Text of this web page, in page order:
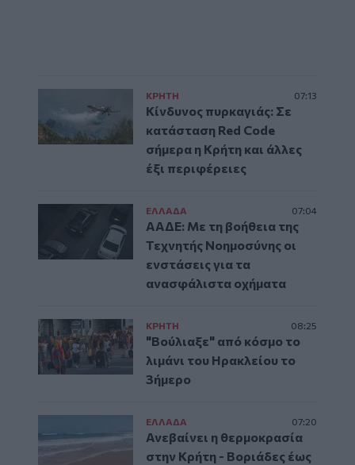
ΚΡΗΤΗ 07:13
Κίνδυνος πυρκαγιάς: Σε
κατάσταση Red Code
σήμερα η Κρήτη και άλλες
έξι περιφέρειες
ΕΛΛAΔΑ 07:04
ΑΑΔΕ: Με τη βοήθεια της
Τεχνητής Νοημοσύνης οι
ενστάσεις για τα
ανασφάλιστα οχήματα
ΚΡΗΤΗ 08:25
"Βούλιαξε" από κόσμο το
λιμάνι του Ηρακλείου το
3ήμερο
ΕΛΛAΔΑ 07:20
Ανεβαίνει η θερμοκρασία
στην Κρήτη - Βοριάδες έως